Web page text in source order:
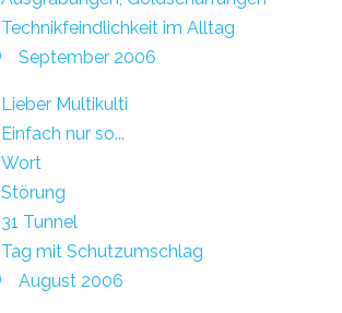
Technikfeindlichkeit im Alltag
September 2006
Lieber Multikulti
Einfach nur so...
Wort
Störung
31 Tunnel
Tag mit Schutzumschlag
August 2006